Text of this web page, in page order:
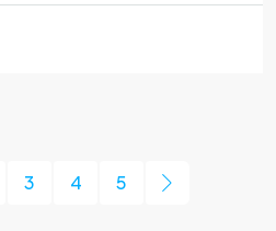
3 4 5